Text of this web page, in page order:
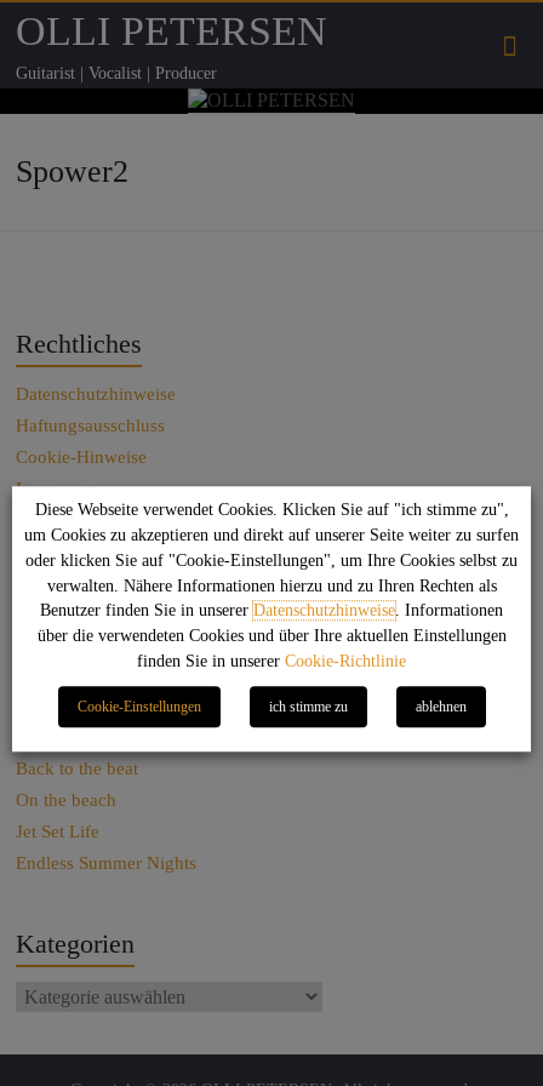
OLLI PETERSEN
Guitarist | Vocalist | Producer
Spower2
Rechtliches
Datenschutzhinweise
Haftungsausschluss
Cookie-Hinweise
Impressum
Kontakt
Suchen
Das könnte Dich auch interessieren
Back to the beat
On the beach
Jet Set Life
Endless Summer Nights
Kategorien
Diese Webseite verwendet Cookies. Klicken Sie auf "ich stimme zu",
um Cookies zu akzeptieren und direkt auf unserer Seite weiter zu surfen
oder klicken Sie auf "Cookie-Einstellungen", um Ihre Cookies selbst zu
verwalten. Nähere Informationen hierzu und zu Ihren Rechten als
Benutzer finden Sie in unsererDatenschutzhinweise. Informationen
über die verwendeten Cookies und über Ihre aktuellen Einstellungen
finden Sie in unserer Cookie-Richtlinie
Cookie-Einstellungen ich stimme zu ablehnen